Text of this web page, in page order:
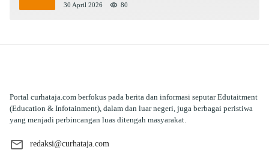
30 April 2026 80
Portal curhataja.com berfokus pada berita dan informasi seputar Edutaitment
(Education & Infotainment), dalam dan luar negeri, juga berbagai peristiwa
yang menjadi perbincangan luas ditengah masyarakat.
redaksi@curhataja.com